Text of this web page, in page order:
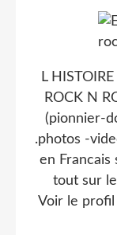
L
ROCK N
(pionnier-
.photos -
en
tout sur
Voir le profil